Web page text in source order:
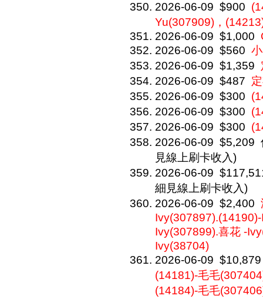
2026-06-09 $900
Yu(307909)，
2026-06-09 $1,000
2026-06-09 $560
2026-06-09 $1,359
2026-06-09 $487
2026-06-09 $300
2026-06-09 $300
2026-06-09 $300
2026-06-09 $5,209
見線上刷卡收入)
2026-06-09
細見線上刷卡收入)
2026-06-09 $2,400
Ivy(307899).喜花 -
Ivy(38704)
2026-06-09 $10,879
(14181)-毛毛
(14184)-毛毛